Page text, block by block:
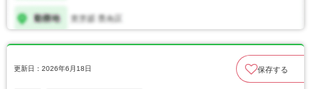
更新日：2026年6月18日 保存する